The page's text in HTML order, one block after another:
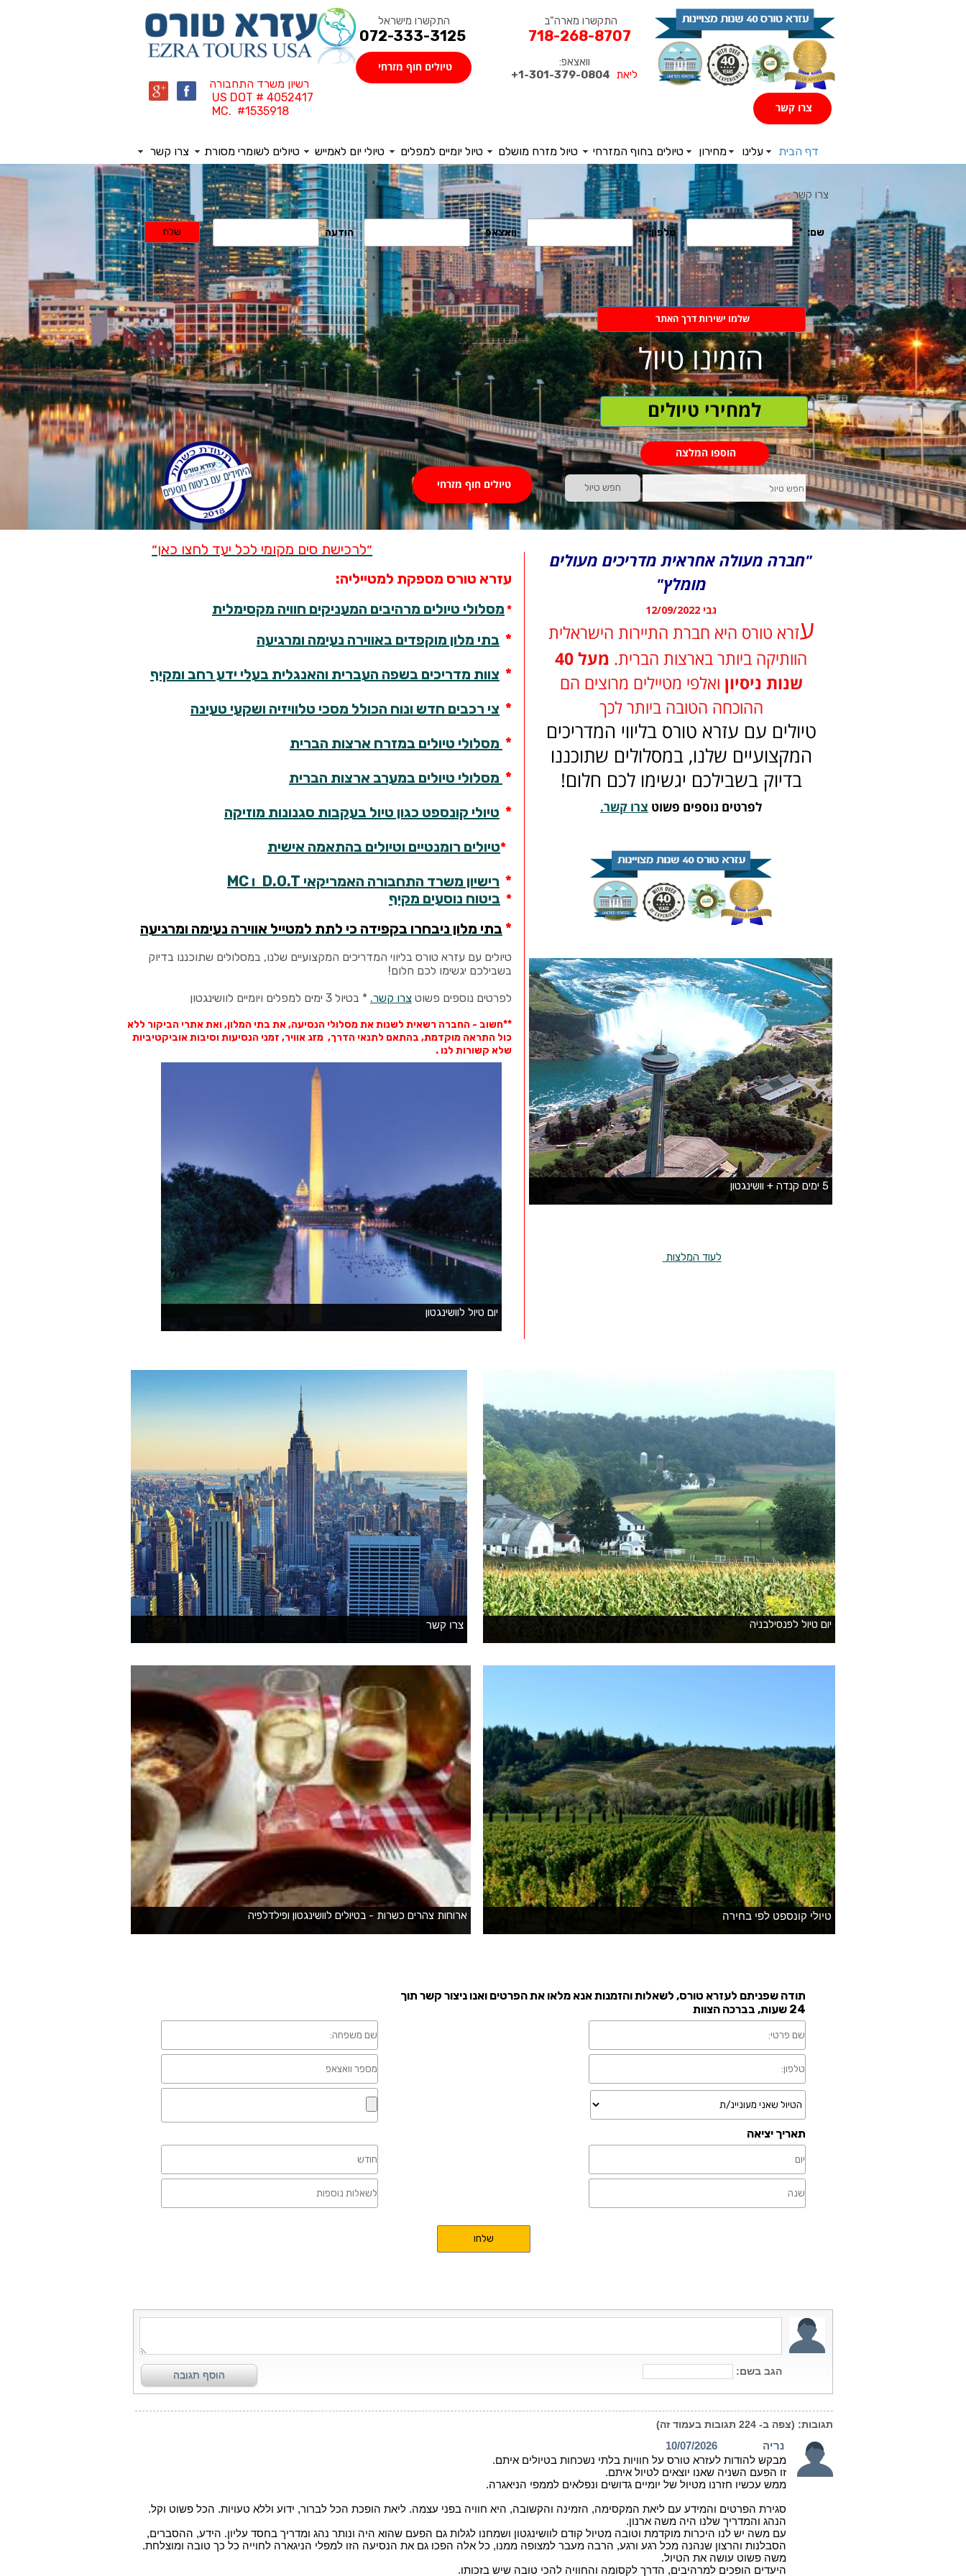
התקשרו מישראל
072-333-3125
דף הבית עלינו מחירון טיולים בחוף המזרחי טיול מזרח מושלם טיול יומיים למפלים טיולי יום לאמייש טיולים לשומרי מסורת צרו קשר
טיולים חוף מזרחי
רשיון משרד התחבורה
US DOT # 4052417
MC. #1535918
וואצאפ:
ליאת 1-301-379-0804+
צרו קשר
התקשרו מארה"ב
718-268-8707
"חברה מעולה אחראית מדריכים מעולים
מומלץ"
גבי 12/09/2022
עזרא טורס היא חברת התיירות הישראלית
הוותיקה ביותר בארצות הברית.
מעל 40
שנות ניסיון ואלפי מטיילים מרוצים הם
ההוכחה הטובה ביותר לכך
טיולים עם עזרא טורס בליווי המדריכים
המקצועיים שלנו, במסלולים שתוכננו
בדיוק בשבילכם יגשימו לכם חלום!
לפרטים נוספים פשוט צרו קשר.
חפש
טיול
חפש טיול טיולים חוף מזרחי
הזמינו טיול
עזרא טורס מספקת למטייליה:
* מסלולי טיולים מרהיבים המעניקים חוויה מקסימלית
* בתי מלון מוקפדים באווירה נעימה ומרגיעה
* צוות מדריכים בשפה העברית והאנגלית בעלי ידע רחב ומקיף
* צי רכבים חדש ונוח הכולל מסכי טלוויזיה ושקעי טעינה
* מסלולי טיולים במזרח ארצות הברית
* מסלולי טיולים במערב ארצות הברית
* טיולי קונספט כגון טיול בעקבות סגנונות מוזיקה
*טיולים רומנטיים וטיולים בהתאמה אישית
* רישיון משרד התחבורה האמריקאי D.O.T ו MC
* ביטוח נוסעים מקיף
* בתי מלון ניבחרו בקפידה כי לתת למטייל אווירה נעימה ומרגיעה
טיולים עם עזרא טורס בליווי המדריכים המקצועיים שלנו, במסלולים שתוכננו בדיוק
בשבילכם יגשימו לכם חלום!
לפרטים נוספים פשוט צרו קשר. * בטיול 3 ימים למפלים ויומיים לוושינגטון
**חשוב - החברה רשאית לשנות את מסלולי הנסיעה, את בתי המלון, ואת אתרי הביקור ללא
כול התראה מוקדמת, בהתאם לתנאי הדרך, מזג אוויר, זמני הנסיעות וסיבות אוביקטיביות
שלא קשורות לנו .
למחירי טיולים
שלמו ישירות דרך האתר
הוספו המלצה
לעוד המלצות
״לרכישת סים מקומי לכל יעד לחצו כאן״
צרו קשר :